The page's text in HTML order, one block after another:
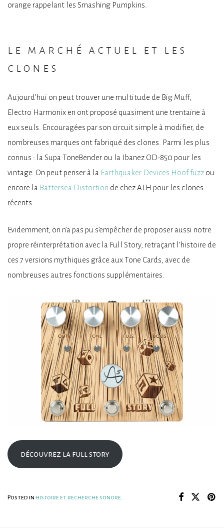
orange rappelant les Smashing Pumpkins.
le marché actuel et les
clones
Aujourd’hui on peut trouver une multitude de Big Muff,
Electro Harmonix en ont proposé quasiment une trentaine à
eux seuls. Encouragées par son circuit simple à modifier, de
nombreuses marques ont fabriqué des clones. Parmi les plus
connus : la Supa ToneBender ou la Ibanez OD-850 pour les
vintage. On peut penser à la Earthquaker Devices Hoof fuzz ou
encore la Battersea Distortion de chez ALH pour les clones
récents.
Evidemment, on n’a pas pu s’empêcher de proposer aussi notre
propre réinterprétation avec la Full Story, retraçant l’histoire de
ces 7 versions mythiques grâce aux Tone Cards, avec de
nombreuses autres fonctions supplémentaires.
découvrez la full story
Posted in histoire et recherche sonore.